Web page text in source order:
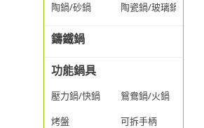
陶鍋/砂鍋
陶瓷鍋/玻璃鍋/透明鍋
鑄鐵鍋
功能鍋具
壓力鍋/快鍋
鴛鴦鍋/火鍋
烤盤
可拆手柄